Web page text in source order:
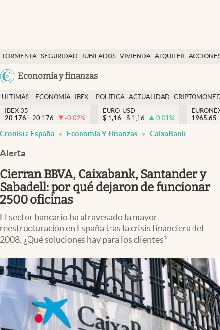
TORMENTA SEGURIDAD JUBILADOS VIVIENDA ALQUILER
USA
Colombia
Economía y finanzas
Economía y finanzas
Política
Actualidad
Criptomonedas
España
ULTIMAS
NOTICIAS
ECONOMÍA
FINANZAS
IBEX
EURO
POLÍTICA ACTUALIDAD
IBEX 35
20.176
20.176 -0.02%
EURO-USD
$ 1,16 $ 1,16 0.01%
1965,65
Cronista España Economía Y Finanzas CaixaBank
Alerta
Cierran BBVA, Caixabank, Santander y
Sabadell: por qué dejaron de funcionar
2500 oficinas
El sector bancario ha atravesado la mayor
reestructuración en España tras la crisis financiera del
2008. ¿Qué soluciones hay para los clientes?